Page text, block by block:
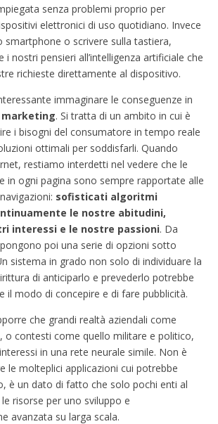
senza problemi proprio per
elettronici di uso quotidiano. Invece
smartphone o scrivere sulla tastiera,
nostri pensieri all’intelligenza artificiale che
richieste direttamente al dispositivo.
immaginare le conseguenze in
marketing. Si tratta di un ambito in cui è
i bisogni del consumatore in tempo reale
ottimali per soddisfarli. Quando
restiamo interdetti nel vedere che le
in ogni pagina sono sempre rapportate alle
sofisticati algoritmi
le nostre abitudini,
interessi e le nostre passioni. Da
poi una serie di opzioni sotto
sistema in grado non solo di individuare la
di anticiparlo e prevederlo potrebbe
il modo di concepire e di fare pubblicità.
che grandi realtà aziendali come
, o contesti come quello militare e politico,
in una rete neurale simile. Non è
le molteplici applicazioni cui potrebbe
è un dato di fatto che solo pochi enti al
risorse per uno sviluppo e
avanzata su larga scala.